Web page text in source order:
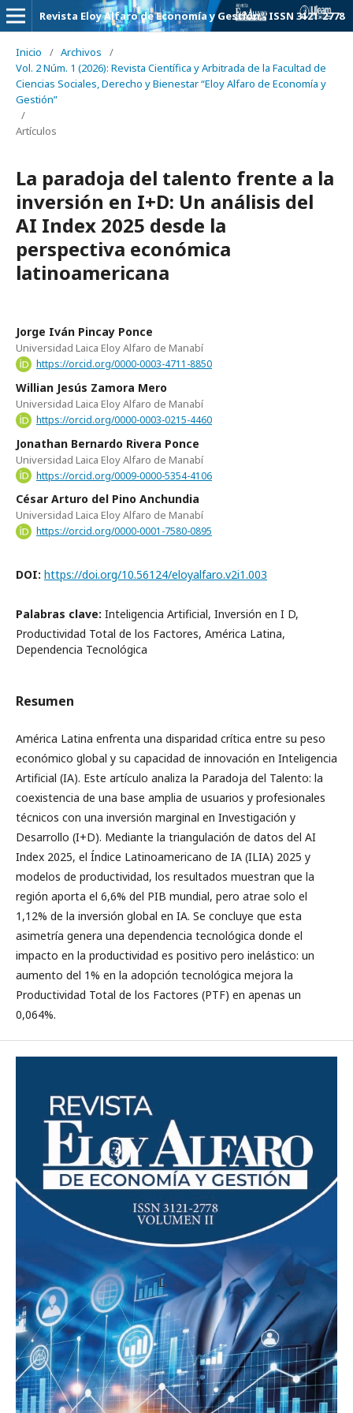
Revista Eloy Alfaro de Economía y Gestión - ISSN 3121-2778
Inicio / Archivos
/
Vol. 2 Núm. 1 (2026): Revista Científica y Arbitrada de la Facultad de
Ciencias Sociales, Derecho y Bienestar “Eloy Alfaro de Economía y
Gestión”
/
Artículos
La paradoja del talento frente a la
inversión en I+D: Un análisis del
AI Index 2025 desde la
perspectiva económica
latinoamericana
Jorge Iván Pincay Ponce
Universidad Laica Eloy Alfaro de Manabí
https://orcid.org/0000-0003-4711-8850
Willian Jesús Zamora Mero
Universidad Laica Eloy Alfaro de Manabí
https://orcid.org/0000-0003-0215-4460
Jonathan Bernardo Rivera Ponce
Universidad Laica Eloy Alfaro de Manabí
https://orcid.org/0009-0000-5354-4106
César Arturo del Pino Anchundia
Universidad Laica Eloy Alfaro de Manabí
https://orcid.org/0000-0001-7580-0895
DOI: https://doi.org/10.56124/eloyalfaro.v2i1.003
Palabras clave: Inteligencia Artificial, Inversión en I D,
Productividad Total de los Factores, América Latina,
Dependencia Tecnológica
Resumen
América Latina enfrenta una disparidad crítica entre su peso
económico global y su capacidad de innovación en Inteligencia
Artificial (IA). Este artículo analiza la Paradoja del Talento: la
coexistencia de una base amplia de usuarios y profesionales
técnicos con una inversión marginal en Investigación y
Desarrollo (I+D). Mediante la triangulación de datos del AI
Index 2025, el Índice Latinoamericano de IA (ILIA) 2025 y
modelos de productividad, los resultados muestran que la
región aporta el 6,6% del PIB mundial, pero atrae solo el
1,12% de la inversión global en IA. Se concluye que esta
asimetría genera una dependencia tecnológica donde el
impacto en la productividad es positivo pero inelástico: un
aumento del 1% en la adopción tecnológica mejora la
Productividad Total de los Factores (PTF) en apenas un
0,064%.